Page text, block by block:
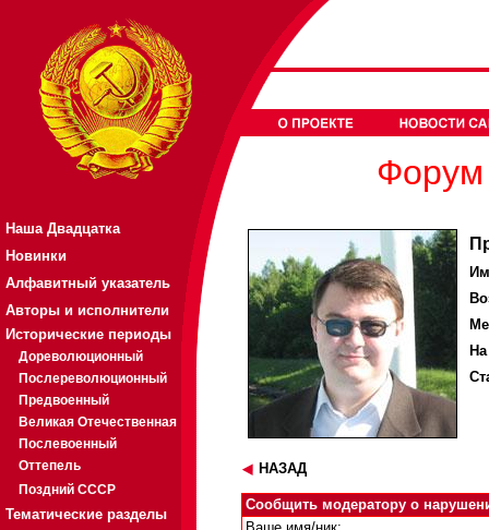
Наша Двадцатка
Новинки
Алфавитный указатель
Авторы и исполнители
Исторические периоды
Дореволюционный
Послереволюционный
Предвоенный
Великая Отечественная
Послевоенный
Оттепель
Поздний СССР
Тематические разделы
Форум
НАЗАД
Сообщить модератору о